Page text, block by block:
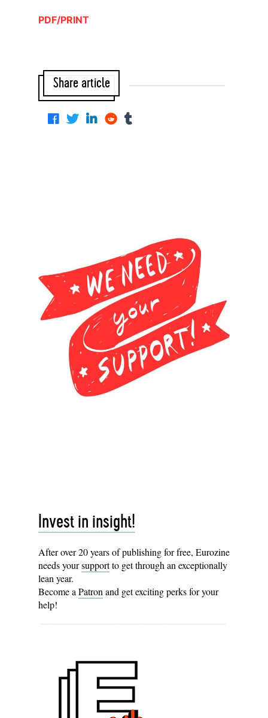
PDF/PRINT
Share article
Invest in insight!
After over 20 years of publishing for free, Eurozine
needs yoursupportto get through an exceptionally
lean year.
Become aPatronand get exciting perks for your
help!